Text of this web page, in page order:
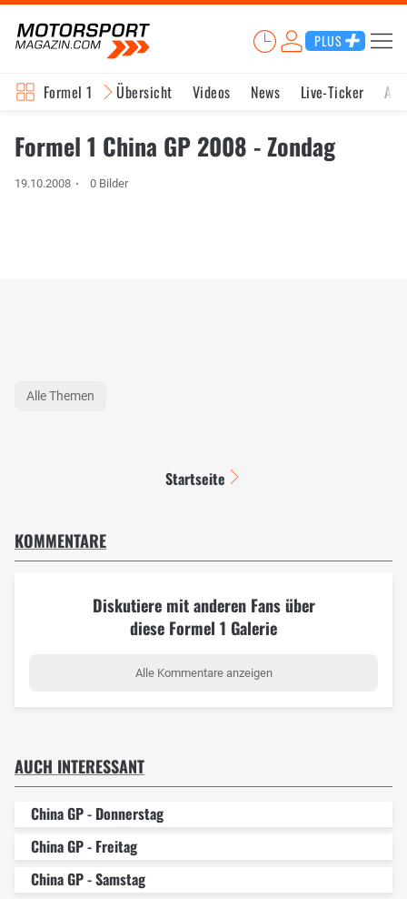
PLUS
Formel 1 Übersicht Videos News Live-Ticker
Formel 1 China GP 2008 - Zondag
19.10.2008 0 Bilder
Alle Themen
Startseite
KOMMENTARE
Diskutiere mit anderen Fans über
diese Formel 1 Galerie
Alle Kommentare anzeigen
AUCH INTERESSANT
China GP - Donnerstag
China GP - Freitag
China GP - Samstag